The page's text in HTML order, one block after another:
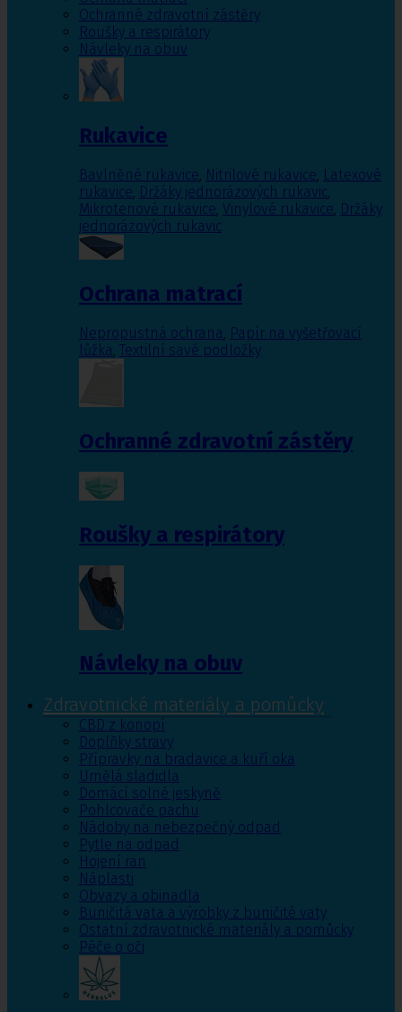
Ochranné zdravotní zástěry
Roušky a respirátory
Návleky na obuv
Rukavice
Bavlněné rukavice, Nitrilové rukavice, Latexové
rukavice, Držáky jednorázových rukavic,
Mikrotenové rukavice, Vinylové rukavice, Držáky
jednorázových rukavic
Ochrana matrací
Nepropustná ochrana, Papír na vyšetřovací
lůžka, Textilní savé podložky
Ochranné zdravotní zástěry
Roušky a respirátory
Návleky na obuv
Zdravotnické materiály a pomůcky
CBD z konopí
Doplňky stravy
Přípravky na bradavice a kuří oka
Umělá sladidla
Domácí solné jeskyně
Pohlcovače pachu
Nádoby na nebezpečný odpad
Pytle na odpad
Hojení ran
Náplasti
Obvazy a obinadla
Buničitá vata a výrobky z buničité vaty
Ostatní zdravotnické materiály a pomůcky
Péče o oči